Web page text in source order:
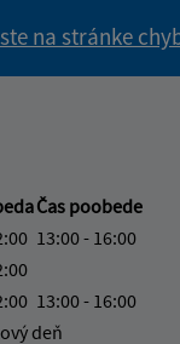
na stránke
Čas poobede
13:00 - 16:00
13:00 - 16:00
deň